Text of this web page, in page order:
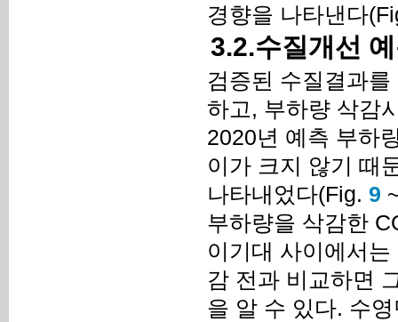
경향을 나타낸다
3.2.수질개선
검증된 수질결과
하고, 부하량 삭감
2020년 예측 부하
이가 크지 않기 때
나타내었다(Fig. 9
부하량을 삭감한
이기대 사이에서
감 전과 비교하면
을 알 수 있다. 수